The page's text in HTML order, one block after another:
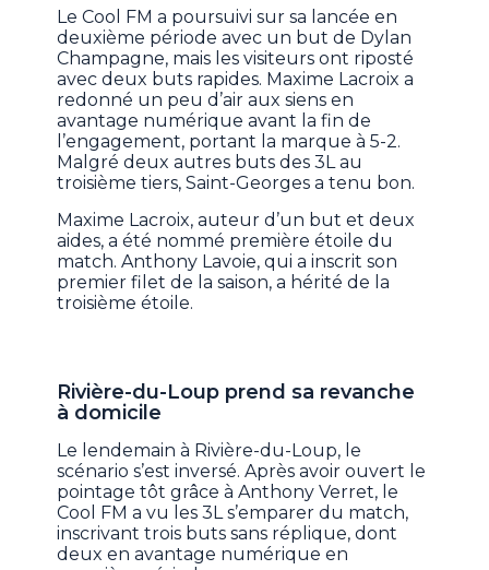
Le Cool FM a poursuivi sur sa lancée en
deuxième période avec un but de Dylan
Champagne, mais les visiteurs ont riposté
avec deux buts rapides. Maxime Lacroix a
redonné un peu d’air aux siens en
avantage numérique avant la fin de
l’engagement, portant la marque à 5-2.
Malgré deux autres buts des 3L au
troisième tiers, Saint-Georges a tenu bon.
Maxime Lacroix, auteur d’un but et deux
aides, a été nommé première étoile du
match. Anthony Lavoie, qui a inscrit son
premier filet de la saison, a hérité de la
troisième étoile.
Rivière-du-Loup prend sa revanche
à domicile
Le lendemain à Rivière-du-Loup, le
scénario s’est inversé. Après avoir ouvert le
pointage tôt grâce à Anthony Verret, le
Cool FM a vu les 3L s’emparer du match,
inscrivant trois buts sans réplique, dont
deux en avantage numérique en